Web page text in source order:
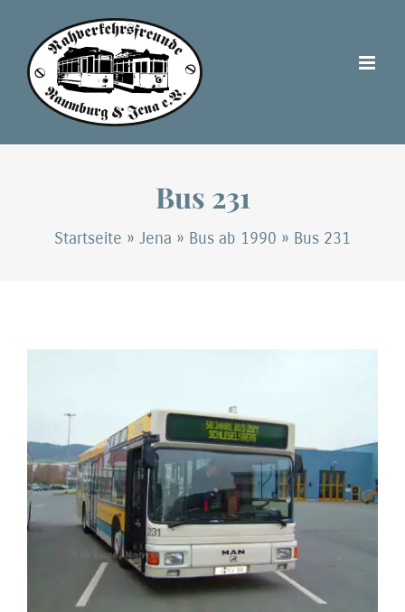
Inhalt
springen
Bus 231
Startseite » Jena » Bus ab 1990 » Bus 231